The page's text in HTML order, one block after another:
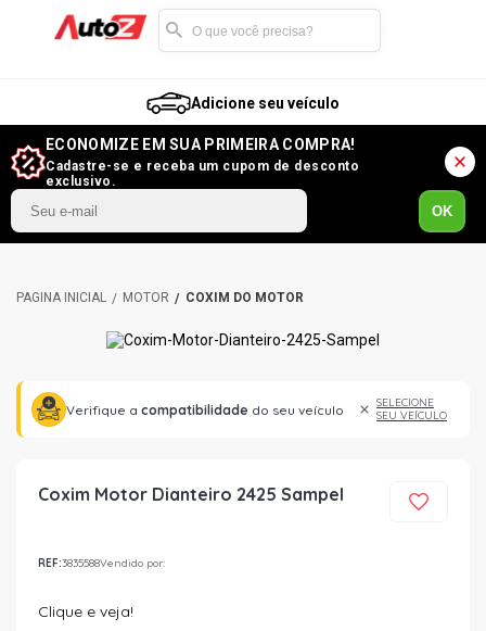
Adicione seu veículo
ECONOMIZE EM SUA PRIMEIRA COMPRA!
Cadastre-se e receba um cupom de desconto
exclusivo.
OK
MOTOR COXIM DO MOTOR
Verifique a compatibilidade do seu veículo
SELECIONE
SEU VEÍCULO
Coxim Motor Dianteiro 2425 Sampel
REF:3835588Vendido por:
Clique e veja!